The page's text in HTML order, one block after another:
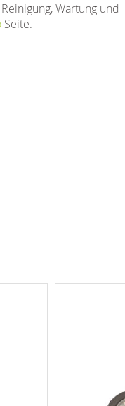
Wartung und
Seite.